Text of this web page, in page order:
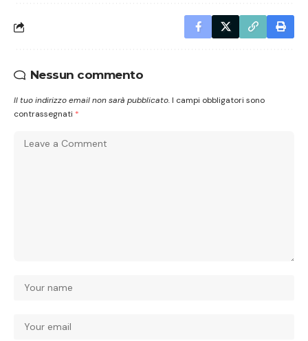
Nessun commento
Il tuo indirizzo email non sarà pubblicato. I campi obbligatori sono
contrassegnati *